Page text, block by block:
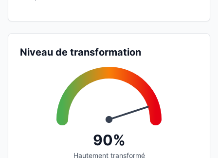
Niveau de transformation
90%
Hautement transformé